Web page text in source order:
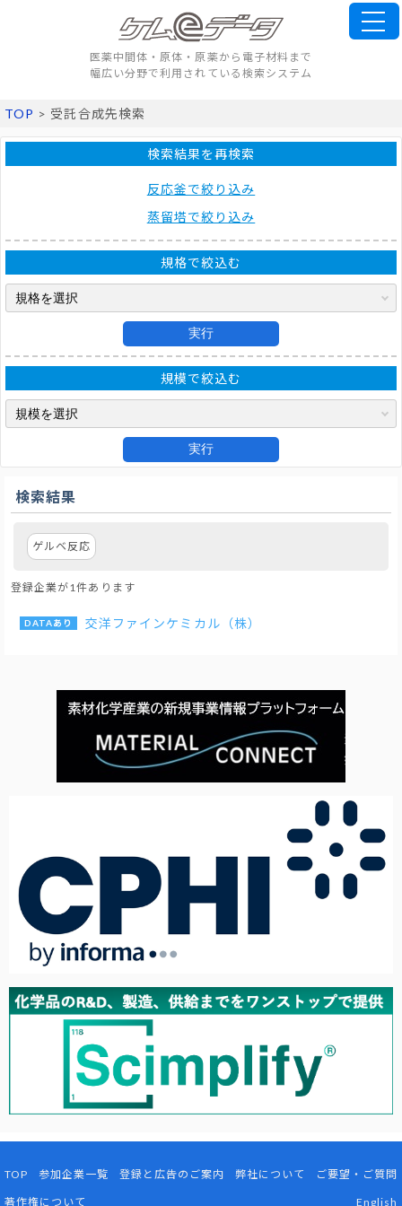
医薬中間体・原体・原薬から電子材料まで
幅広い分野で利用されている検索システム
TOP > 受託合成先検索
検索結果を再検索
反応釜で絞り込み
蒸留塔で絞り込み
規格で絞込む
実行
規模で絞込む
実行
検索結果
ゲルベ反応
登録企業が1件あります
交洋ファインケミカル（株）
TOP 参加企業一覧 登録と広告のご案内 弊社について ご要望・ご質問
著作権について English